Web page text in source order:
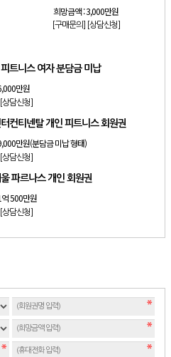
희망금액 :3,000만원
[구매문의] [상담신청]
트니스 여자 분담금 미납
만원
[상담신청]
컨티넨탈 개인 피트니스 회원권
만원(분담금 미납 형태)
[상담신청]
파르나스 개인 회원권
억 500만원
[상담신청]